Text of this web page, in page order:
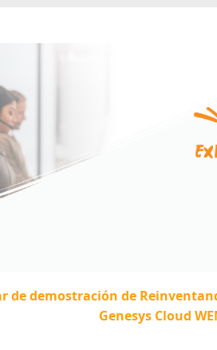
de demostración de
Genesys Cloud